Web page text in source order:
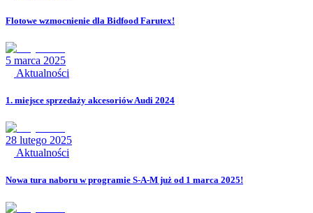
Flotowe wzmocnienie dla Bidfood Farutex!
5 marca 2025
Aktualności
1. miejsce sprzedaży akcesoriów Audi 2024
28 lutego 2025
Aktualności
Nowa tura naboru w programie S-A-M już od 1 marca 2025!